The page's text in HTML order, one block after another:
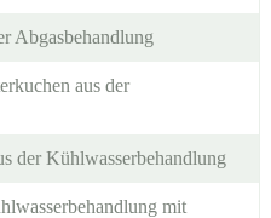
Abgasbehandlung
aus der
der Kühlwasserbehandlung
mit